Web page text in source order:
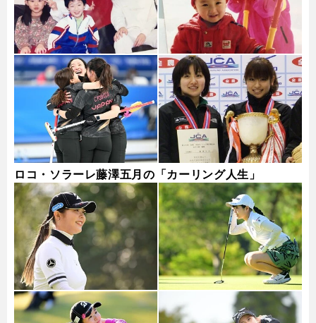
ロコ・ソラーレ藤澤五月の「カーリング人生」